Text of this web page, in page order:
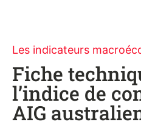
Les indicateurs
Fiche
l’indice de
AIG